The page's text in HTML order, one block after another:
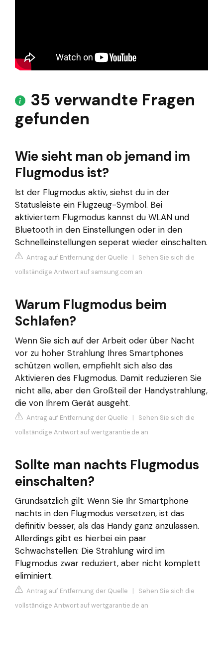
35 verwandte Fragen
gefunden
Wie sieht man ob jemand im
Flugmodus ist?
Ist der Flugmodus aktiv, siehst du in der
Statusleiste ein Flugzeug-Symbol. Bei
aktiviertem Flugmodus kannst du WLAN und
Bluetooth in den Einstellungen oder in den
Schnelleinstellungen seperat wieder einschalten.
Antrag auf Entfernung der Quelle | Sehen Sie sich die
vollständige Antwort auf samsung.com an
Warum Flugmodus beim
Schlafen?
Wenn Sie sich auf der Arbeit oder über Nacht
vor zu hoher Strahlung Ihres Smartphones
schützen wollen, empfiehlt sich also das
Aktivieren des Flugmodus. Damit reduzieren Sie
nicht alle, aber den Großteil der Handystrahlung,
die von Ihrem Gerät ausgeht.
Antrag auf Entfernung der Quelle | Sehen Sie sich die
vollständige Antwort auf wertgarantie.de an
Sollte man nachts Flugmodus
einschalten?
Grundsätzlich gilt: Wenn Sie Ihr Smartphone
nachts in den Flugmodus versetzen, ist das
definitiv besser, als das Handy ganz anzulassen.
Allerdings gibt es hierbei ein paar
Schwachstellen: Die Strahlung wird im
Flugmodus zwar reduziert, aber nicht komplett
eliminiert.
Antrag auf Entfernung der Quelle | Sehen Sie sich die
vollständige Antwort auf wertgarantie.de an